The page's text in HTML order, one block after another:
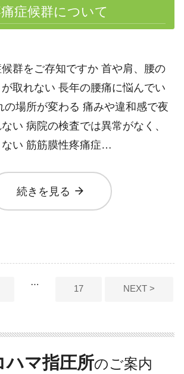
症候群について
群をご存知ですか 首や肩、腰の
取れない 長年の腰痛に悩んでい
の場所が変わる 痛みや違和感で夜
い 病院の検査では異常がなく、
い 筋筋膜性疼痛症…
続きを見る arrow_forward
…
17 NEXT >
ハマ指圧所